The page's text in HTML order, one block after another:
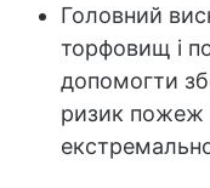
Головний
торфовищ і
допомогти
ризик пожеж